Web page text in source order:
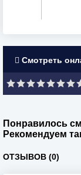
Смотреть
Понравилось
Рекомендуем
ОТЗЫВОВ (0)